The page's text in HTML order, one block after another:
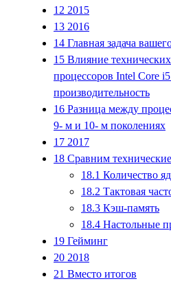
12 2015
13 2016
14 Главная задача
15 Влияние
процессоров Intel Core
производительность
16 Разница между
9- м и 10- м поколениях
17 2017
18 Сравним
18.1 Количество
18.2 Тактовая
18.3 Кэш-память
18.4 Настольные
19 Гейминг
20 2018
21 Вместо итогов